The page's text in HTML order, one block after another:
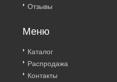
Отзывы
Меню
Каталог
Распродажа
Контакты